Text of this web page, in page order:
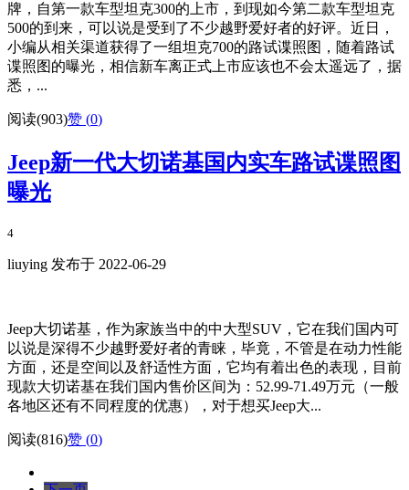
牌，自第一款车型坦克300的上市，到现如今第二款车型坦克
500的到来，可以说是受到了不少越野爱好者的好评。近日，
小编从相关渠道获得了一组坦克700的路试谍照图，随着路试
谍照图的曝光，相信新车离正式上市应该也不会太遥远了，据
悉，...
阅读(903)赞 (0)
Jeep新一代大切诺基国内实车路试谍照图
曝光
4
liuying 发布于 2022-06-29
Jeep大切诺基，作为家族当中的中大型SUV，它在我们国内可
以说是深得不少越野爱好者的青睐，毕竟，不管是在动力性能
方面，还是空间以及舒适性方面，它均有着出色的表现，目前
现款大切诺基在我们国内售价区间为：52.99-71.49万元（一般
各地区还有不同程度的优惠），对于想买Jeep大...
阅读(816)赞 (0)